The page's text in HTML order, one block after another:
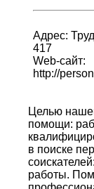
Адрес:
417
Web-сайт:
http://
Целью
помощи:
в поиске
работы.